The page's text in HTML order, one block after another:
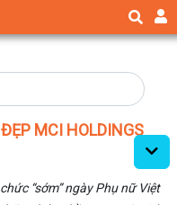
MCI HOLDINGS
“sớm” ngày Phụ nữ Việt